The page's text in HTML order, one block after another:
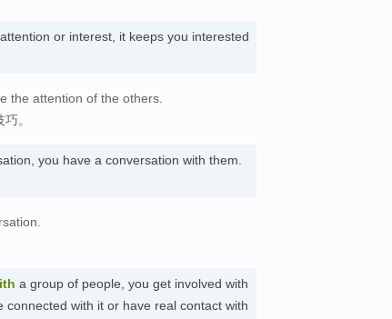
or interest, it keeps you interested
the attention of the others.
。
you have a conversation with them.
a group of people, you get involved with
with it or have real contact with